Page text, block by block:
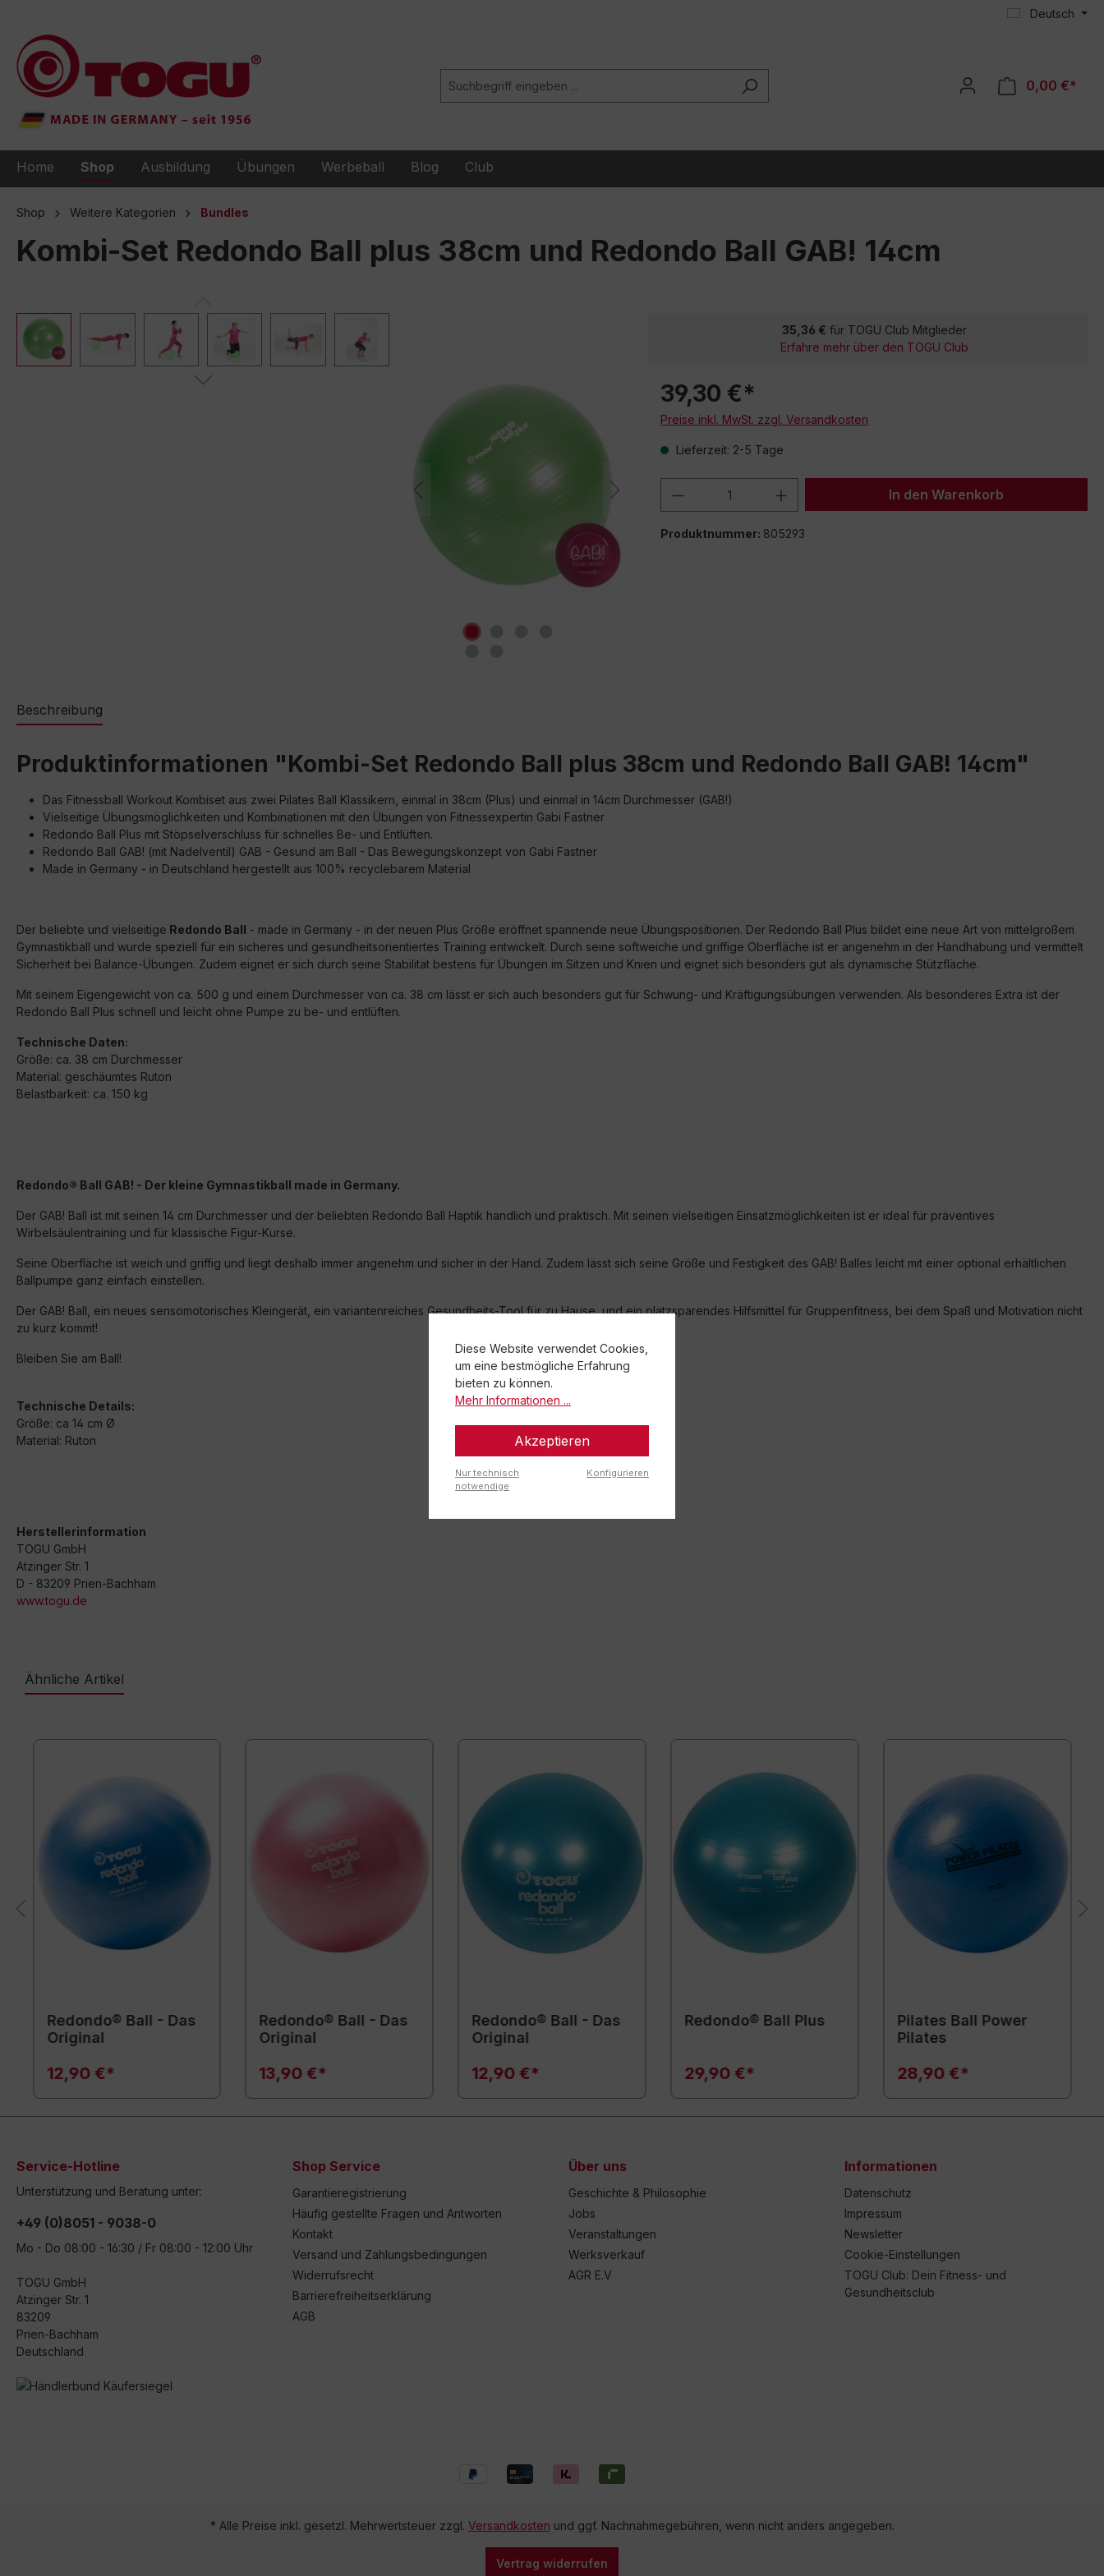
Deutsch
0,00 €*
Home Shop Ausbildung Übungen Werbeball Blog Club
Shop Weitere Kategorien Bundles
Kombi-Set Redondo Ball plus 38cm und Redondo Ball GAB! 14cm
35,36 € für TOGU Club Mitglieder
Erfahre mehr über den TOGU Club
39,30 €*
Preise inkl. MwSt. zzgl. Versandkosten
Lieferzeit: 2-5 Tage
Produkt Anzahl: Gib den gewünschten Wert
In den Warenkorb
Produktnummer: 805293
Beschreibung
Produktinformationen "Kombi-Set Redondo Ball plus 38cm und Redondo Ball GAB! 14cm"
Das Fitnessball Workout Kombiset aus zwei Pilates Ball Klassikern, einmal in 38cm (Plus) und einmal in 14cm Durchmesser (GAB!)
Vielseitige Übungsmöglichkeiten und Kombinationen mit den Übungen von Fitnessexpertin Gabi Fastner
Redondo Ball Plus mit Stöpselverschluss für schnelles Be- und Entlüften.
Redondo Ball GAB! (mit Nadelventil) GAB - Gesund am Ball - Das Bewegungskonzept von Gabi Fastner
Made in Germany - in Deutschland hergestellt aus 100% recyclebarem Material
Der beliebte und vielseitige Redondo Ball - made in Germany - in der neuen Plus Größe eröffnet spannende neue Übungspositionen. Der Redondo Ball Plus bildet eine neue Art von mittelgroßem
Gymnastikball und wurde speziell für ein sicheres und gesundheitsorientiertes Training entwickelt. Durch seine softweiche und griffige Oberfläche ist er angenehm in der Handhabung und vermittelt
Sicherheit bei Balance-Übungen. Zudem eignet er sich durch seine Stabilität bestens für Übungen im Sitzen und Knien und eignet sich besonders gut als dynamische Stützfläche.
Mit seinem Eigengewicht von ca. 500 g und einem Durchmesser von ca. 38 cm lässt er sich auch besonders gut für Schwung- und Kräftigungsübungen verwenden. Als besonderes Extra ist der
Redondo Ball Plus schnell und leicht ohne Pumpe zu be- und entlüften.
Technische Daten:
Größe: ca. 38 cm Durchmesser
Material: geschäumtes Ruton
Belastbarkeit: ca. 150 kg
Redondo® Ball GAB! - Der kleine Gymnastikball made in Germany.
Der GAB! Ball ist mit seinen 14 cm Durchmesser und der beliebten Redondo Ball Haptik handlich und praktisch. Mit seinen vielseitigen Einsatzmöglichkeiten ist er ideal für präventives
Wirbelsäulentraining und für klassische Figur-Kurse.
Seine Oberfläche ist weich und griffig und liegt deshalb immer angenehm und sicher in der Hand. Zudem lässt sich seine Größe und Festigkeit des GAB! Balles leicht mit einer optional erhältlichen
Ballpumpe ganz einfach einstellen.
Der GAB! Ball, ein neues sensomotorisches Kleingerät, ein variantenreiches Gesundheits-Tool für zu Hause, und ein platzsparendes Hilfsmittel für Gruppenfitness, bei dem Spaß und Motivation nicht
zu kurz kommt!
Bleiben Sie am Ball!
Technische Details:
Größe: ca 14 cm Ø
Material: Ruton
Herstellerinformation
TOGU GmbH
Atzinger Str. 1
D - 83209 Prien-Bachham
www.togu.de
Ähnliche Artikel
Redondo® Ball - Das
Original
12,90 €*
Redondo® Ball - Das
Original
13,90 €*
Redondo® Ball - Das
Original
12,90 €*
Redondo® Ball Plus
29,90 €*
Pilates Ball Power
Pilates
28,90 €*
Service-Hotline
Unterstützung und Beratung unter:
+49 (0)8051 - 9038-0
Mo - Do 08:00 - 16:30 / Fr 08:00 - 12:00 Uhr
TOGU GmbH
Atzinger Str. 1
83209
Prien-Bachham
Deutschland
Shop Service
Garantieregistrierung
Häufig gestellte Fragen und Antworten
Kontakt
Versand und Zahlungsbedingungen
Widerrufsrecht
Barrierefreiheitserklärung
AGB
Über uns
Geschichte & Philosophie
Jobs
Veranstaltungen
Werksverkauf
AGR E.V
Informationen
Datenschutz
Impressum
Newsletter
Cookie-Einstellungen
TOGU Club: Dein Fitness- und
Gesundheitsclub
* Alle Preise inkl. gesetzl. Mehrwertsteuer zzgl. Versandkosten und ggf. Nachnahmegebühren, wenn nicht anders angegeben.
Vertrag widerrufen
Diese Website verwendet Cookies,
um eine bestmögliche Erfahrung
bieten zu können.
Mehr Informationen ...
Akzeptieren
Nur technisch
notwendige
Konfigurieren